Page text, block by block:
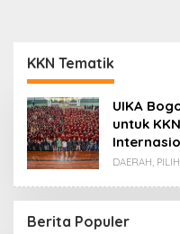
KKN Tematik
UIKA
untuk
DAERAH,
Berita Populer